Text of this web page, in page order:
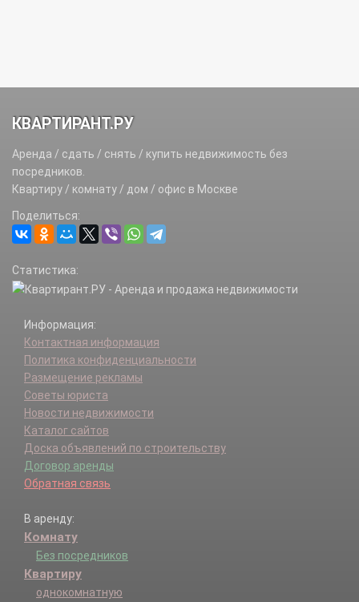
КВАРТИРАНТ.РУ
Аренда / сдать / снять / купить недвижимость без
посредников.
Квартиру / комнату / дом / офис в Москве
Поделиться:
Статистика:
Информация:
Контактная информация
Политика конфиденциальности
Размещение рекламы
Советы юриста
Новости недвижимости
Каталог сайтов
Доска объявлений по строительству
Договор аренды
Обратная связь
В аренду:
Комнату
Без посредников
Квартиру
однокомнатную